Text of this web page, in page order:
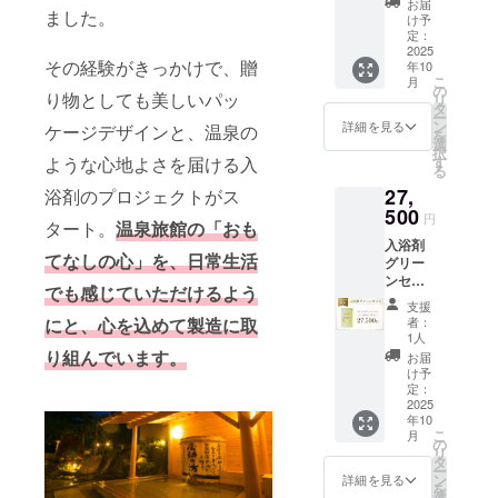
ました。
その経験がきっかけで、贈
り物としても美しいパッ
ケージデザインと、温泉の
ような心地よさを届ける入
浴剤のプロジェクトがス
タート。 温泉旅館の「おも
てなしの心」を、日常生活
でも感じていただけるよう
にと、心を込めて製造に取
り組んでいます。
google
フォー
ムにて
募集)を
もとに
調合さ
ただき
ます。
してお
りま
す。秀
麗な犬
鳴山系
のふも
と脇田
年「筑
前続風
土記」
に記さ
れた温
泉で
「美肌
の湯」
とも呼
ばれて
いま
す。
【香
り】 皆
様のア
ト(本プ
くかき
混ぜて
からご
入浴下
さい。
【成
分】 脇
してお
りま
す。秀
麗な犬
鳴山系
のふも
と脇田
温泉
は、元
禄十六
年「筑
前続風
土記」
に記さ
れた温
泉で
「美肌
るいイ
エロー
の香り
の入浴
剤を1ヶ
月1パッ
ク×6ヶ
月分＝6
パック
袋）お
届けし
ます。
【ご利
用方
法】 浴
槽の湯
（約
200L）
に１包
を入
れ、よ
くかき
混ぜて
からご
入浴下
さい。
け予
定：
2025
年10
月
詳細を見る
こ
の
リ
タ
ー
ン
を
選
択
す
る
27,
500 円
入浴剤
グリー
ンセッ
ト【半
年コー
ス】 グ
リーン
の香り
の入浴
剤を1ヶ
月1パッ
ク×6ヶ
月分＝6
パック
（60
支援
者：
1人
お届
け予
定：
2025
年10
月
詳細を見る
こ
の
リ
タ
ー
ン
を